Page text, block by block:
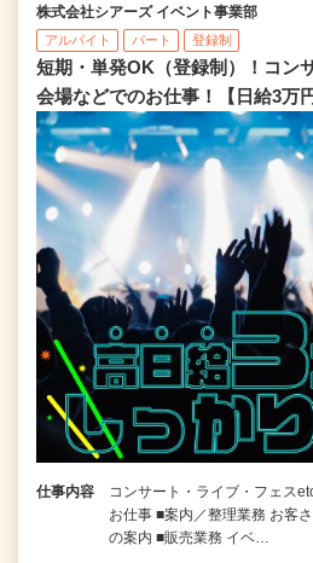
株式会社シアーズ イベント事業部
アルバイト パート 登録制
短期・単発OK（登録制）！コン
会場などでのお仕事！【日給3万
仕事内容
コンサート・ライブ・フェス
お仕事 ■案内／整理業務 お客
の案内 ■販売業務 イベ…